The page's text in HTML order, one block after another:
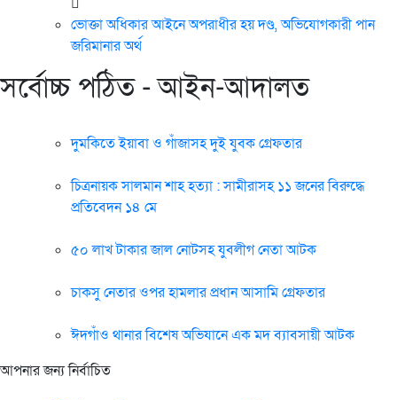
ভোক্তা অধিকার আইনে অপরাধীর হয় দণ্ড, অভিযোগকারী পান
জরিমানার অর্থ
সর্বোচ্চ পঠিত - আইন-আদালত
দুমকিতে ইয়াবা ও গাঁজাসহ দুই যুবক গ্রেফতার
চিত্রনায়ক সালমান শাহ হত্যা : সামীরাসহ ১১ জনের বিরুদ্ধে
প্রতিবেদন ১৪ মে
৫০ লাখ টাকার জাল নোটসহ যুবলীগ নেতা আটক
চাকসু নেতার ওপর হামলার প্রধান আসামি গ্রেফতার
ঈদগাঁও থানার বিশেষ অভিযানে এক মদ ব্যাবসায়ী আটক
আপনার জন্য নির্বাচিত